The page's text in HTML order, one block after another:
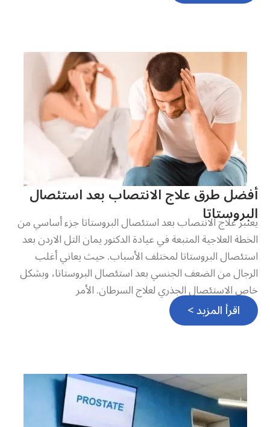
أفضل طرق علاج الانتصاب بعد استئصال
البروستاتا
يعتبر علاج الانتصاب بعد استئصال البروستاتا جزء أساسي من
الخطة العلاجية المتبعة في عيادة الدكتور يمان التل الاردن بعد
استئصال البروستاتا لمختلف الأسباب. حيث يعاني أغلب
الرجال من الضعف الجنسي بعد استئصال البروستاتا، وبشكل
خاص الاستئصال الجذري لعلاج السرطان. الأمر
اقرأ المزيد >